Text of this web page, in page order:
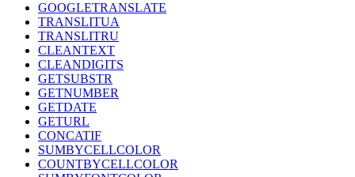
GOOGLETRANSLATE
TRANSLITUA
TRANSLITRU
CLEANTEXT
CLEANDIGITS
GETSUBSTR
GETNUMBER
GETDATE
GETURL
CONCATIF
SUMBYCELLCOLOR
COUNTBYCELLCOLOR